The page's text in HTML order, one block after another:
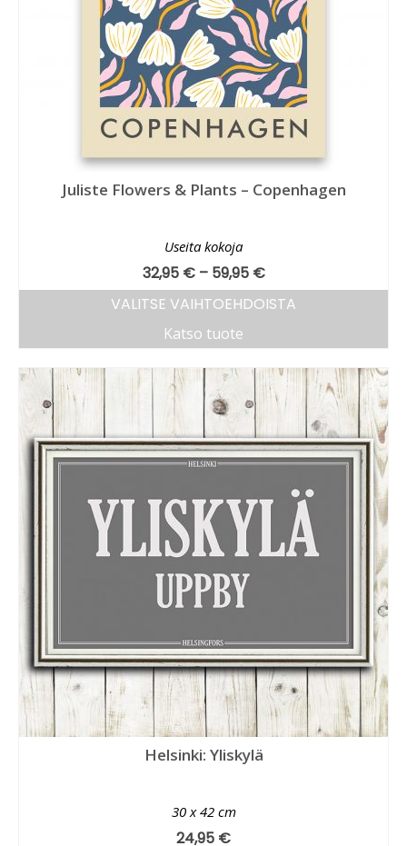
Juliste Flowers & Plants – Copenhagen
Useita kokoja
32,95 € – 59,95 €
VALITSE VAIHTOEHDOISTA
Katso tuote
Helsinki: Yliskylä
30 x 42 cm
24,95 €